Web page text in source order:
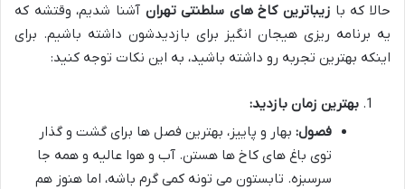
حالا که با زیباترین کاخ های سلطنتی تهران آشنا شدیم، وقتشه که
یه برنامه ریزی هیجان انگیز برای بازدیدشون داشته باشیم. برای
اینکه بهترین تجربه رو داشته باشید، به این نکات توجه کنید:
بهترین زمان بازدید:
فصول: بهار و پاییز، بهترین فصل ها برای گشت و گذار
توی باغ های کاخ ها هستن. آب و هوا عالیه و همه جا
سرسبزه. تابستون می تونه کمی گرم باشه، اما هنوز هم